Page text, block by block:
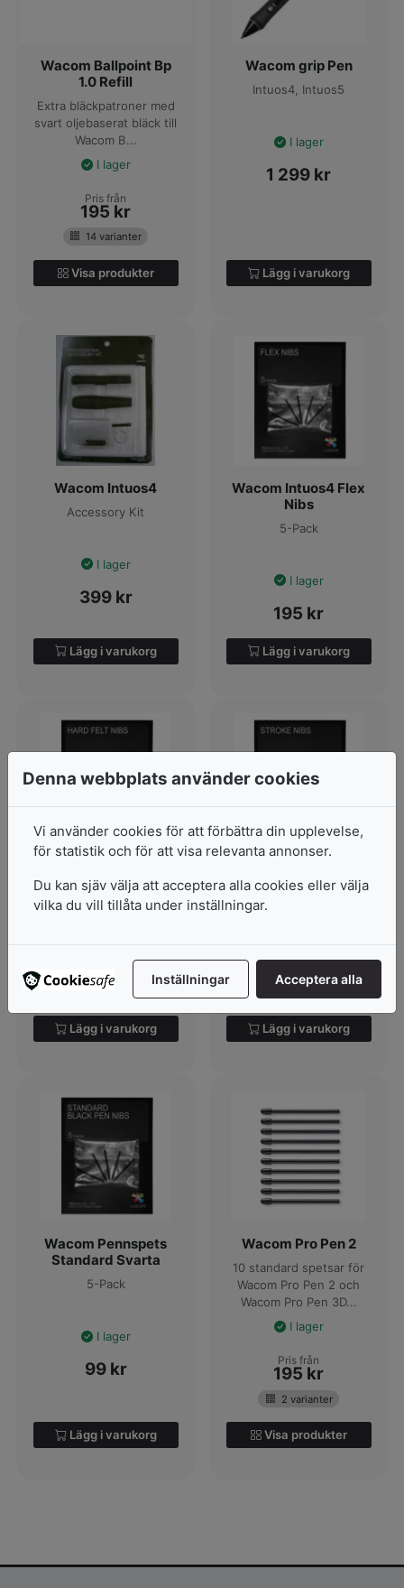
Wacom Ballpoint Bp
1.0 Refill
Extra bläckpatroner med
svart oljebaserat bläck till
Wacom B...
I lager
Pris från
195 kr
14 varianter
Visa produkter
Wacom grip Pen
Intuos4, Intuos5
I lager
1 299 kr
Lägg i varukorg
Wacom Intuos4
Accessory Kit
I lager
399 kr
Lägg i varukorg
Wacom Intuos4 Flex
Nibs
5-Pack
I lager
195 kr
Lägg i varukorg
Felt Nibs
5-Pack
132
Lägg i varukorg
Stroke Pen Nibs
I lager
295kr
Lägg i varukorg
Wacom Pennspets
Standard Svarta
5-Pack
I lager
99 kr
Lägg i varukorg
Wacom Pro Pen 2
10 standard spetsar för
Wacom Pro Pen 2 och
Wacom Pro Pen 3D...
I lager
Pris från
195 kr
2 varianter
Visa produkter
Denna webbplats använder cookies
Vi använder cookies för att förbättra din upplevelse,
för statistik och för att visa relevanta annonser.
Du kan sjäv välja att acceptera alla cookies eller välja
vilka du vill tillåta under inställningar.
Inställningar Acceptera alla